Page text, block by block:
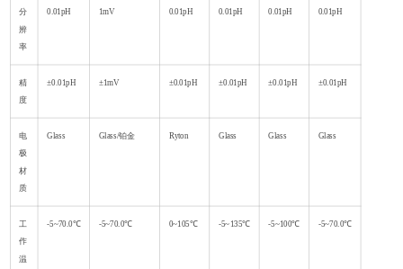
分
辨
率
0.01pH 1mV 0.01pH 0.01pH 0.01pH 0.01pH
精
度
±0.01pH ±1mV ±0.01pH ±0.01pH ±0.01pH ±0.01pH
电
极
材
质
Glass Glass/铂金 Ryton Glass Glass Glass
工
作
温
-5~70.0℃ -5~70.0℃ 0~105℃ -5~135℃ -5~100℃ -5~70.0℃